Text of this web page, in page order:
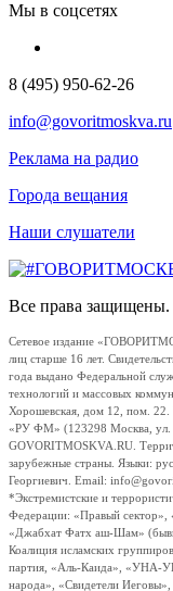
Мы в соцсетях
8 (495) 950-62-26
info@govoritmoskva.ru
Реклама на радио
Города вещания
Наши слушатели
Все права
Сетевое издание
лиц старше 16 лет.
года выдано Федеральной
технологий и массовых
Хорошевская, дом 12, пом. 22.
«РУ ФМ» (123298 Москва, ул.
GOVORITMOSKVA.RU.
зарубежные страны. Языки:
Георгиевич. Email:
*Экстремистские и
Федерации: «Правый сектор»,
«Джабхат Фатх аш-Шам»
Коалиция исламских
партия, «Аль-Каида», «УНА-
народа», «Свидетели